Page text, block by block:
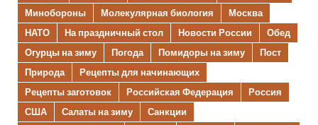
Минобороны
Молекулярная биология
Москва
НАТО
На праздничный стол Новости России
Обед
Огурцы на зиму
Погода Помидоры на зиму
Пост
Природа
Рецепты для начинающих
Рецепты заготовок
Российская Федерация
Россия
США
Салаты на зиму
Санкции